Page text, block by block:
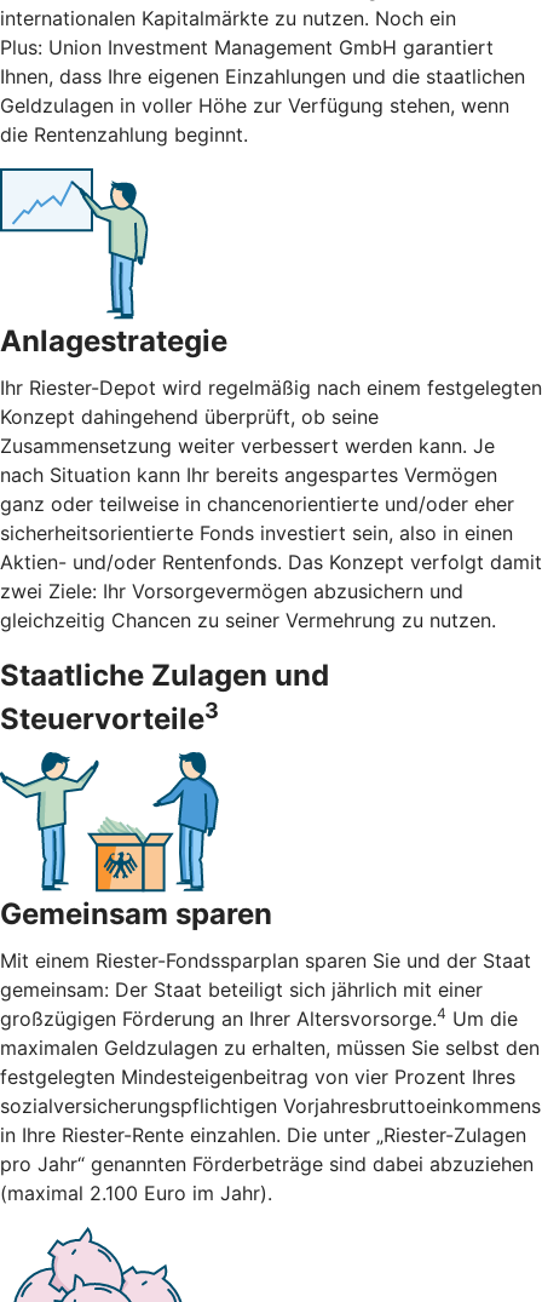
internationalen Kapitalmärkte zu nutzen. Noch ein
Plus: Union Investment Management GmbH garantiert
Ihnen, dass Ihre eigenen Einzahlungen und die staatlichen
Geldzulagen in voller Höhe zur Verfügung stehen, wenn
die Rentenzahlung beginnt.
Anlagestrategie
Ihr Riester-Depot wird regelmäßig nach einem festgelegten
Konzept dahingehend überprüft, ob seine
Zusammensetzung weiter verbessert werden kann. Je
nach Situation kann Ihr bereits angespartes Vermögen
ganz oder teilweise in chancenorientierte und/oder eher
sicherheitsorientierte Fonds investiert sein, also in einen
Aktien- und/oder Rentenfonds. Das Konzept verfolgt damit
zwei Ziele: Ihr Vorsorgevermögen abzusichern und
gleichzeitig Chancen zu seiner Vermehrung zu nutzen.
Staatliche Zulagen und
Steuervorteile3
Gemeinsam sparen
Mit einem Riester-Fondssparplan sparen Sie und der Staat
gemeinsam: Der Staat beteiligt sich jährlich mit einer
großzügigen Förderung an Ihrer Altersvorsorge.4 Um die
maximalen Geldzulagen zu erhalten, müssen Sie selbst den
festgelegten Mindesteigenbeitrag von vier Prozent Ihres
sozialversicherungspflichtigen Vorjahresbruttoeinkommens
in Ihre Riester-Rente einzahlen. Die unter „Riester-Zulagen
pro Jahr“ genannten Förderbeträge sind dabei abzuziehen
(maximal 2.100 Euro im Jahr).